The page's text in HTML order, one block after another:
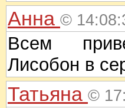
Анна ©
Всем
Лисобон в
Татьяна ©